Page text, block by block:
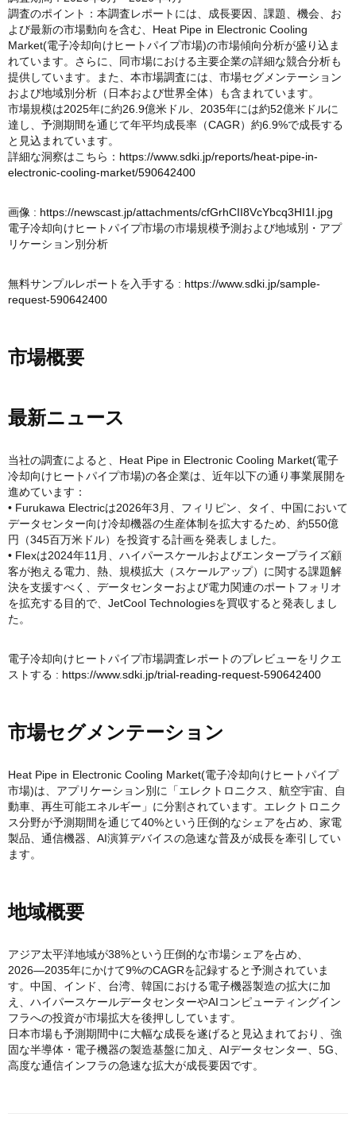
調査のポイント：本調査レポートには、成長要因、課題、機会、お
よび最新の市場動向を含む、Heat Pipe in Electronic Cooling
Market(電子冷却向けヒートパイプ市場)の市場傾向分析が盛り込ま
れています。さらに、同市場における主要企業の詳細な競合分析も
提供しています。また、本市場調査には、市場セグメンテーション
および地域別分析（日本および世界全体）も含まれています。
市場規模は2025年に約26.9億米ドル、2035年には約52億米ドルに
達し、予測期間を通じて年平均成長率（CAGR）約6.9%で成長する
と見込まれています。
詳細な洞察はこちら： https://www.sdki.jp/reports/heat-pipe-in-
electronic-cooling-market/590642400
画像 : https://newscast.jp/attachments/cfGrhCII8VcYbcq3HI1I.jpg
電子冷却向けヒートパイプ市場の市場規模予測および地域別・アプ
リケーション別分析
無料サンプルレポートを入手する : https://www.sdki.jp/sample-
request-590642400
市場概要
最新ニュース
当社の調査によると、Heat Pipe in Electronic Cooling Market(電子
冷却向けヒートパイプ市場)の各企業は、近年以下の通り事業展開を
進めています：
• Furukawa Electricは2026年3月、フィリピン、タイ、中国において
データセンター向け冷却機器の生産体制を拡大するため、約550億
円（345百万米ドル）を投資する計画を発表しました。
• Flexは2024年11月、ハイパースケールおよびエンタープライズ顧
客が抱える電力、熱、規模拡大（スケールアップ）に関する課題解
決を支援すべく、データセンターおよび電力関連のポートフォリオ
を拡充する目的で、JetCool Technologiesを買収すると発表しまし
た。
電子冷却向けヒートパイプ市場調査レポートのプレビューをリクエ
ストする : https://www.sdki.jp/trial-reading-request-590642400
市場セグメンテーション
Heat Pipe in Electronic Cooling Market(電子冷却向けヒートパイプ
市場)は、アプリケーション別に「エレクトロニクス、航空宇宙、自
動車、再生可能エネルギー」に分割されています。エレクトロニク
ス分野が予測期間を通じて40%という圧倒的なシェアを占め、家電
製品、通信機器、AI演算デバイスの急速な普及が成長を牽引してい
ます。
地域概要
アジア太平洋地域が38%という圧倒的な市場シェアを占め、
2026―2035年にかけて9%のCAGRを記録すると予測されていま
す。中国、インド、台湾、韓国における電子機器製造の拡大に加
え、ハイパースケールデータセンターやAIコンピューティングイン
フラへの投資が市場拡大を後押ししています。
日本市場も予測期間中に大幅な成長を遂げると見込まれており、強
固な半導体・電子機器の製造基盤に加え、AIデータセンター、5G、
高度な通信インフラの急速な拡大が成長要因です。